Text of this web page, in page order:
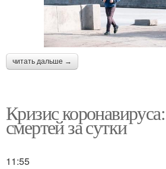
читать дальше →
Кризис
смертей за сутки
11:55